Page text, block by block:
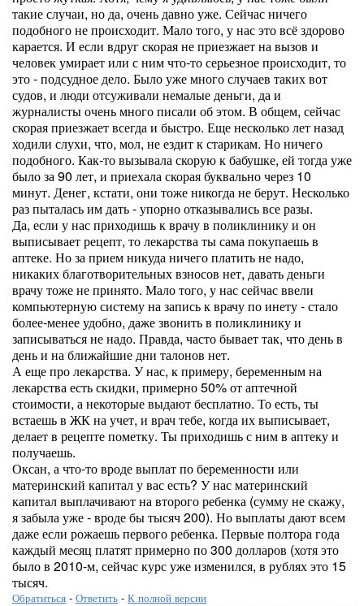
такие случаи, но да, очень давно уже. Сейчас ничего
подобного не происходит. Мало того, у нас это всё здорово
карается. И если вдруг скорая не приезжает на вызов и
человек умирает или с ним что-то серьезное происходит, то
это - подсудное дело. Было уже много случаев таких вот
судов, и люди отсуживали немалые деньги, да и
журналисты очень много писали об этом. В общем, сейчас
скорая приезжает всегда и быстро. Еще несколько лет назад
ходили слухи, что, мол, не ездит к старикам. Но ничего
подобного. Как-то вызывала скорую к бабушке, ей тогда уже
было за 90 лет, и приехала скорая буквально через 10
минут. Денег, кстати, они тоже никогда не берут. Несколько
раз пыталась им дать - упорно отказывались все разы.
Да, если у нас приходишь к врачу в поликлинику и он
выписывает рецепт, то лекарства ты сама покупаешь в
аптеке. Но за прием никуда ничего платить не надо,
никаких благотворительных взносов нет, давать деньги
врачу тоже не принято. Мало того, у нас сейчас ввели
компьютерную систему на запись к врачу по инету - стало
более-менее удобно, даже звонить в поликлинику и
записываться не надо. Правда, часто бывает так, что день в
день и на ближайшие дни талонов нет.
А еще про лекарства. У нас, к примеру, беременным на
лекарства есть скидки, примерно 50% от аптечной
стоимости, а некоторые выдают бесплатно. То есть, ты
встаешь в ЖК на учет, и врач тебе, когда их выписывает,
делает в рецепте пометку. Ты приходишь с ним в аптеку и
получаешь.
Оксан, а что-то вроде выплат по беременности или
материнский капитал у вас есть? У нас материнский
капитал выплачивают на второго ребенка (сумму не скажу,
я забыла уже - вроде бы тысяч 200). Но выплаты дают всем
даже если рожаешь первого ребенка. Первые полтора года
каждый месяц платят примерно по 300 долларов (хотя это
было в 2010-м, сейчас курс уже изменился, в рублях это 15
тысяч.
Обратиться - Ответить - К полной версии